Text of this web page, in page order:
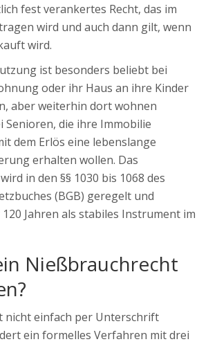
fest verankertes Recht, das im
wird und auch dann gilt, wenn
wird.
ist besonders beliebt bei
oder ihr Haus an ihre Kinder
aber weiterhin dort wohnen
Senioren, die ihre Immobilie
dem Erlös eine lebenslange
erhalten wollen. Das
in den §§ 1030 bis 1068 des
(BGB) geregelt und
Jahren als stabiles Instrument im
Nießbrauchrecht
nicht einfach per Unterschrift
ein formelles Verfahren mit drei